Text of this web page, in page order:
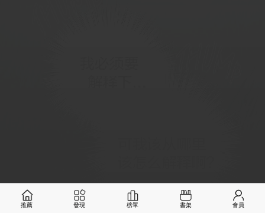
推薦 發現 榜單 書架 會員